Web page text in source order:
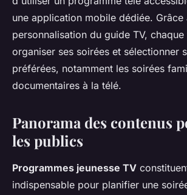
une application mobile dédiée. Grâce
personnalisation du guide TV,
organiser ses soirées et sélectionner
préférées, notamment les soirées
documentaires à la télé.
Panorama des contenus
les publics
Programmes jeunesse TV
indispensable pour planifier une